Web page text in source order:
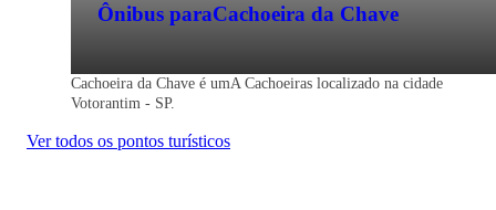
Ônibus paraCachoeira da Chave
Cachoeira da Chave é umA Cachoeiras localizado na cidade
Votorantim - SP.
Ver todos os pontos turísticos